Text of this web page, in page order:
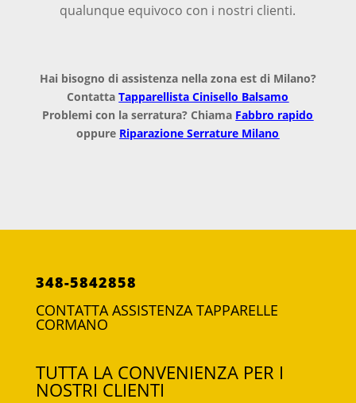
qualunque equivoco con i nostri clienti.
Hai bisogno di assistenza nella zona est di Milano?
ContattaTapparellista Cinisello Balsamo
Problemi con la serratura? Chiama Fabbro rapido
oppure Riparazione Serrature Milano
348-5842858
CONTATTA ASSISTENZA TAPPARELLE
CORMANO
TUTTA LA CONVENIENZA PER I
NOSTRI CLIENTI